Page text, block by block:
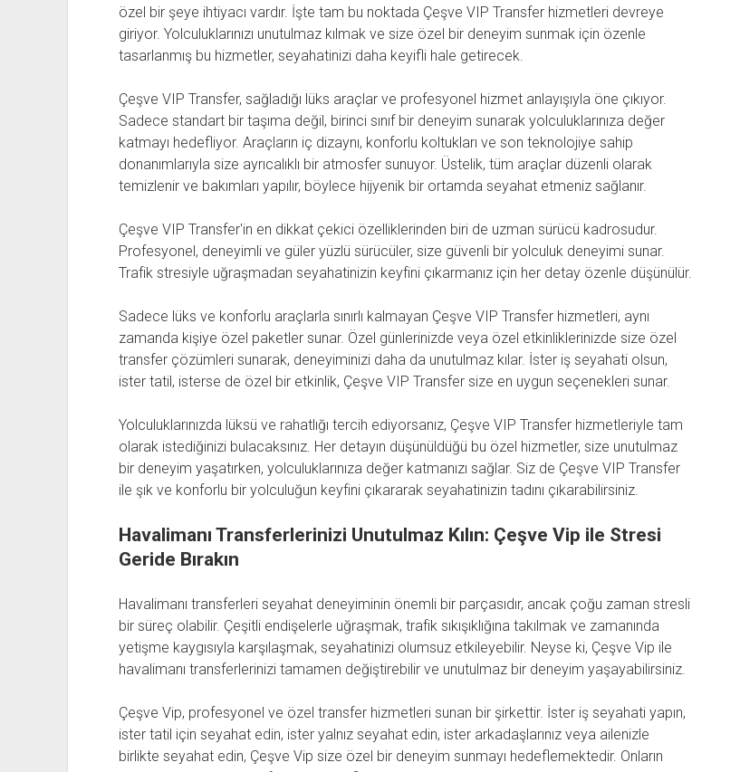
özel bir şeye ihtiyacı vardır. İşte tam bu noktada Çeşve VIP Transfer hizmetleri devreye
giriyor. Yolculuklarınızı unutulmaz kılmak ve size özel bir deneyim sunmak için özenle
tasarlanmış bu hizmetler, seyahatinizi daha keyifli hale getirecek.
Çeşve VIP Transfer, sağladığı lüks araçlar ve profesyonel hizmet anlayışıyla öne çıkıyor.
Sadece standart bir taşıma değil, birinci sınıf bir deneyim sunarak yolculuklarınıza değer
katmayı hedefliyor. Araçların iç dizaynı, konforlu koltukları ve son teknolojiye sahip
donanımlarıyla size ayrıcalıklı bir atmosfer sunuyor. Üstelik, tüm araçlar düzenli olarak
temizlenir ve bakımları yapılır, böylece hijyenik bir ortamda seyahat etmeniz sağlanır.
Çeşve VIP Transfer'in en dikkat çekici özelliklerinden biri de uzman sürücü kadrosudur.
Profesyonel, deneyimli ve güler yüzlü sürücüler, size güvenli bir yolculuk deneyimi sunar.
Trafik stresiyle uğraşmadan seyahatinizin keyfini çıkarmanız için her detay özenle düşünülür.
Sadece lüks ve konforlu araçlarla sınırlı kalmayan Çeşve VIP Transfer hizmetleri, aynı
zamanda kişiye özel paketler sunar. Özel günlerinizde veya özel etkinliklerinizde size özel
transfer çözümleri sunarak, deneyiminizi daha da unutulmaz kılar. İster iş seyahati olsun,
ister tatil, isterse de özel bir etkinlik, Çeşve VIP Transfer size en uygun seçenekleri sunar.
Yolculuklarınızda lüksü ve rahatlığı tercih ediyorsanız, Çeşve VIP Transfer hizmetleriyle tam
olarak istediğinizi bulacaksınız. Her detayın düşünüldüğü bu özel hizmetler, size unutulmaz
bir deneyim yaşatırken, yolculuklarınıza değer katmanızı sağlar. Siz de Çeşve VIP Transfer
ile şık ve konforlu bir yolculuğun keyfini çıkararak seyahatinizin tadını çıkarabilirsiniz.
Havalimanı Transferlerinizi Unutulmaz Kılın: Çeşve Vip ile Stresi
Geride Bırakın
Havalimanı transferleri seyahat deneyiminin önemli bir parçasıdır, ancak çoğu zaman stresli
bir süreç olabilir. Çeşitli endişelerle uğraşmak, trafik sıkışıklığına takılmak ve zamanında
yetişme kaygısıyla karşılaşmak, seyahatinizi olumsuz etkileyebilir. Neyse ki, Çeşve Vip ile
havalimanı transferlerinizi tamamen değiştirebilir ve unutulmaz bir deneyim yaşayabilirsiniz.
Çeşve Vip, profesyonel ve özel transfer hizmetleri sunan bir şirkettir. İster iş seyahati yapın,
ister tatil için seyahat edin, ister yalnız seyahat edin, ister arkadaşlarınız veya ailenizle
birlikte seyahat edin, Çeşve Vip size özel bir deneyim sunmayı hedeflemektedir. Onların